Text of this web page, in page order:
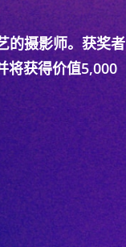
的摄影师。获奖者
将获得价值5,000